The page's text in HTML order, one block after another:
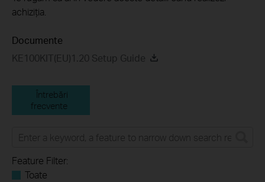
achiziția.
Documente
KE100KIT(EU)1.20 Setup Guide
Întrebări
frecvente
Feature Filter:
Toate